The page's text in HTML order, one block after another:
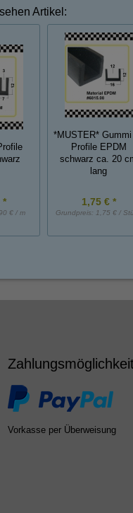
Artikel:
*
€ / m
*MUSTER* Gummi
Profile EPDM
schwarz ca. 20
lang
1,75 € *
Grundpreis: 1,75 € /
Vorkasse per Überweisung